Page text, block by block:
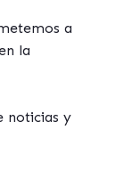
a
la
noticias y